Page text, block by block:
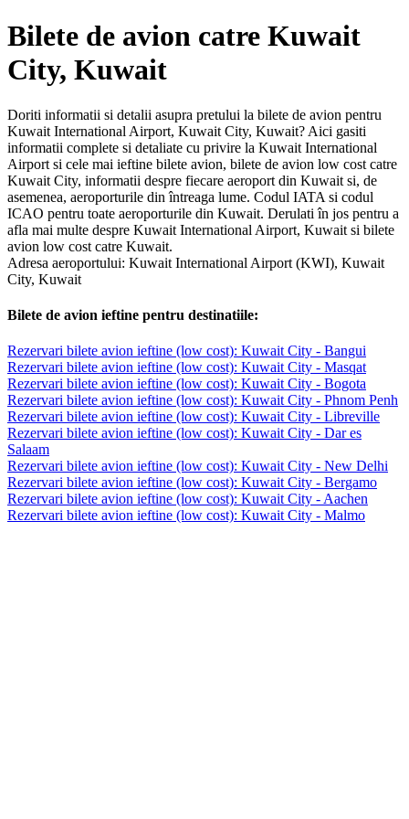
Bilete de avion catre Kuwait
City, Kuwait
Doriti informatii si detalii asupra pretului la bilete de avion pentru
Kuwait International Airport, Kuwait City, Kuwait? Aici gasiti
informatii complete si detaliate cu privire la Kuwait International
Airport si cele mai ieftine bilete avion, bilete de avion low cost catre
Kuwait City, informatii despre fiecare aeroport din Kuwait si, de
asemenea, aeroporturile din întreaga lume. Codul IATA si codul
ICAO pentru toate aeroporturile din Kuwait. Derulati în jos pentru a
afla mai multe despre Kuwait International Airport, Kuwait si bilete
avion low cost catre Kuwait.
Adresa aeroportului: Kuwait International Airport (KWI), Kuwait
City, Kuwait
Bilete de avion ieftine pentru destinatiile:
Rezervari bilete avion ieftine (low cost): Kuwait City - Bangui
Rezervari bilete avion ieftine (low cost): Kuwait City - Masqat
Rezervari bilete avion ieftine (low cost): Kuwait City - Bogota
Rezervari bilete avion ieftine (low cost): Kuwait City - Phnom Penh
Rezervari bilete avion ieftine (low cost): Kuwait City - Libreville
Rezervari bilete avion ieftine (low cost): Kuwait City - Dar es
Salaam
Rezervari bilete avion ieftine (low cost): Kuwait City - New Delhi
Rezervari bilete avion ieftine (low cost): Kuwait City - Bergamo
Rezervari bilete avion ieftine (low cost): Kuwait City - Aachen
Rezervari bilete avion ieftine (low cost): Kuwait City - Malmo